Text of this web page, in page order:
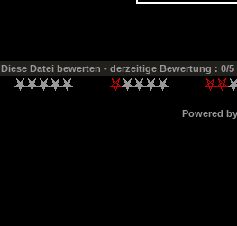
Diese Datei bewerten - derzeitige Bewertung : 0/
Powered